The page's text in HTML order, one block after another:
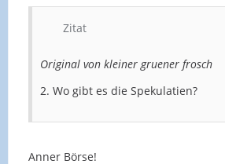
Zitat
Original von kleiner gruener frosch
2. Wo gibt es die Spekulatien?
Anner Börse!